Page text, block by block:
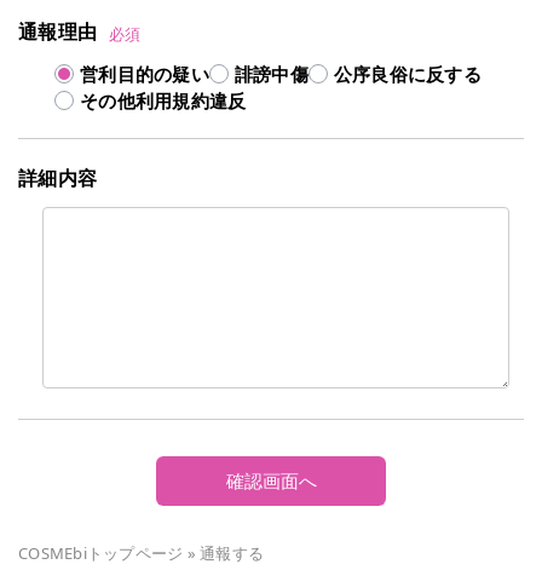
通報理由 必須
営利目的の疑い 誹謗中傷
公序良俗に反する
その他利用規約違反
詳細内容
確認画面へ
COSMEbiトップページ »通報する